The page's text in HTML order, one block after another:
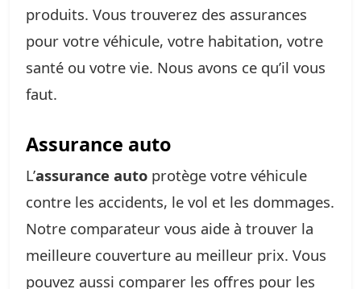
produits. Vous trouverez des assurances
pour votre véhicule, votre habitation, votre
santé ou votre vie. Nous avons ce qu’il vous
faut.
Assurance auto
L’assurance auto protège votre véhicule
contre les accidents, le vol et les dommages.
Notre comparateur vous aide à trouver la
meilleure couverture au meilleur prix. Vous
pouvez aussi comparer les offres pour les